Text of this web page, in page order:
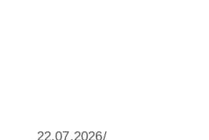
22.07.2026/